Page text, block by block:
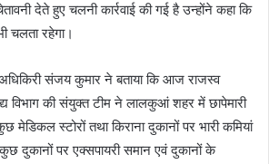
देते हुए चलनी कार्रवाई की गई है उन्होंने कहा कि
चलता रहेगा।
संजय कुमार ने बताया कि आज राजस्व
विभाग की संयुक्त टीम ने लालकुआं शहर में छापेमारी
मेडिकल स्टोरों तथा किराना दुकानों पर भारी कमियां
दुकानों पर एक्सपायरी समान एवं दुकानों के